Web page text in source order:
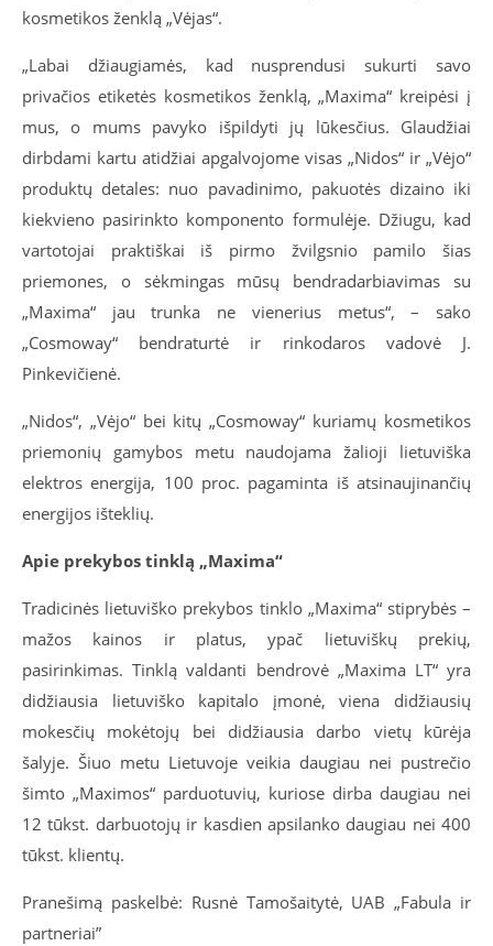
kosmetikos ženklą „Vėjas“.
„Labai džiaugiamės, kad nusprendusi sukurti savo
privačios etiketės kosmetikos ženklą, „Maxima“ kreipėsi į
mus, o mums pavyko išpildyti jų lūkesčius. Glaudžiai
dirbdami kartu atidžiai apgalvojome visas „Nidos“ ir „Vėjo“
produktų detales: nuo pavadinimo, pakuotės dizaino iki
kiekvieno pasirinkto komponento formulėje. Džiugu, kad
vartotojai praktiškai iš pirmo žvilgsnio pamilo šias
priemones, o sėkmingas mūsų bendradarbiavimas su
„Maxima“ jau trunka ne vienerius metus“, – sako
„Cosmoway“ bendraturtė ir rinkodaros vadovė J.
Pinkevičienė.
„Nidos“, „Vėjo“ bei kitų „Cosmoway“ kuriamų kosmetikos
priemonių gamybos metu naudojama žalioji lietuviška
elektros energija, 100 proc. pagaminta iš atsinaujinančių
energijos išteklių.
Apie prekybos tinklą „Maxima“
Tradicinės lietuviško prekybos tinklo „Maxima“ stiprybės –
mažos kainos ir platus, ypač lietuviškų prekių,
pasirinkimas. Tinklą valdanti bendrovė „Maxima LT“ yra
didžiausia lietuviško kapitalo įmonė, viena didžiausių
mokesčių mokėtojų bei didžiausia darbo vietų kūrėja
šalyje. Šiuo metu Lietuvoje veikia daugiau nei pustrečio
šimto „Maximos“ parduotuvių, kuriose dirba daugiau nei
12 tūkst. darbuotojų ir kasdien apsilanko daugiau nei 400
tūkst. klientų.
Pranešimą paskelbė: Rusnė Tamošaitytė, UAB „Fabula ir
partneriai”